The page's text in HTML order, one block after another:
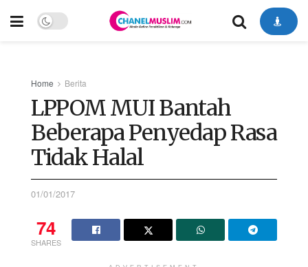
Home Berita
LPPOM MUI Bantah
Beberapa Penyedap Rasa
Tidak Halal
01/01/2017
74
SHARES